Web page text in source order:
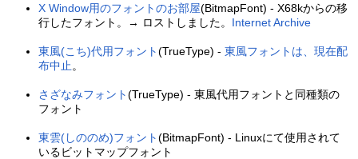
X Window用のフォントのお部屋(BitmapFont) - X68kからの移
行したフォント。→ ロストしました。 Internet Archive
東風(こち)代用フォント(TrueType) -東風フォントは、現在配
布中止 。
さざなみフォント(TrueType) - 東風代用フォントと同種類の
フォント
東雲(しののめ)フォント(BitmapFont) - Linuxにて使用されて
いるビットマップフォント